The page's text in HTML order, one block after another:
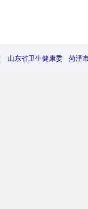
山东省卫生健康委 菏泽